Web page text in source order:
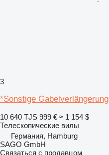
3
*Sonstige Gabelverlängerung
10 640 TJS 999 € ≈ 1 154 $
Телескопические вилы
Германия, Hamburg
SAGO GmbH
Связаться с продавцом